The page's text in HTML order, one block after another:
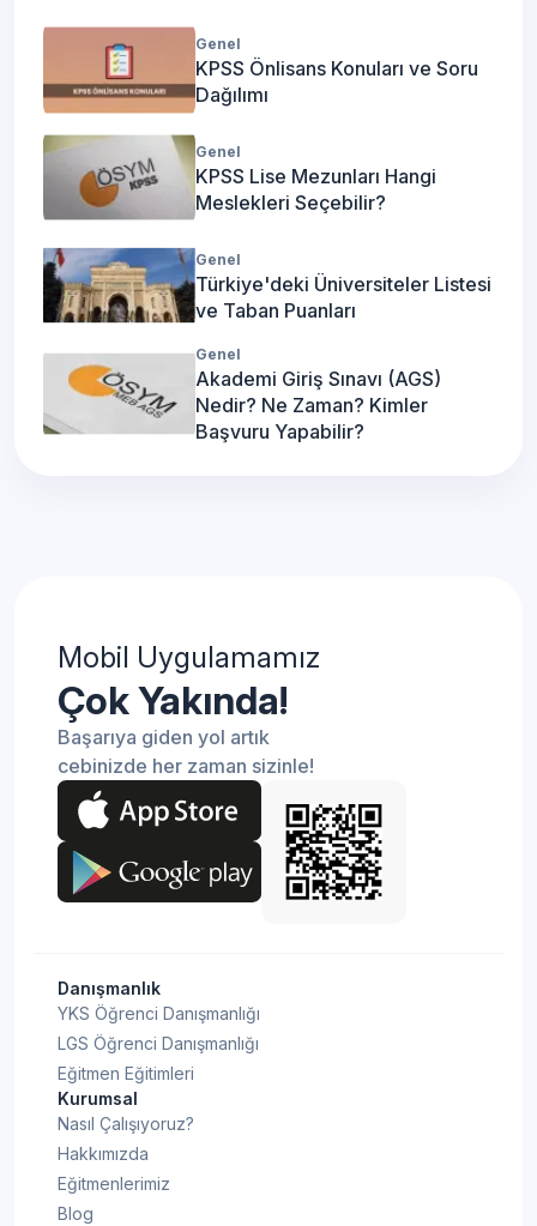
Genel
KPSS Önlisans Konuları ve Soru
Dağılımı
Genel
KPSS Lise Mezunları Hangi
Meslekleri Seçebilir?
Genel
Türkiye'deki Üniversiteler Listesi
ve Taban Puanları
Genel
Akademi Giriş Sınavı (AGS)
Nedir? Ne Zaman? Kimler
Başvuru Yapabilir?
Mobil Uygulamamız
Çok Yakında!
Başarıya giden yol artık
cebinizde her zaman sizinle!
Danışmanlık
YKS Öğrenci Danışmanlığı
LGS Öğrenci Danışmanlığı
Eğitmen Eğitimleri
Kurumsal
Nasıl Çalışıyoruz?
Hakkımızda
Eğitmenlerimiz
Blog